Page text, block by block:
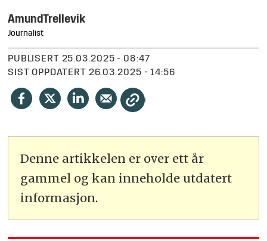
AmundTrellevik
Journalist
PUBLISERT
25.03.2025 - 08:47
SIST OPPDATERT
26.03.2025 - 14:56
Denne artikkelen er over ett år
gammel og kan inneholde utdatert
informasjon.